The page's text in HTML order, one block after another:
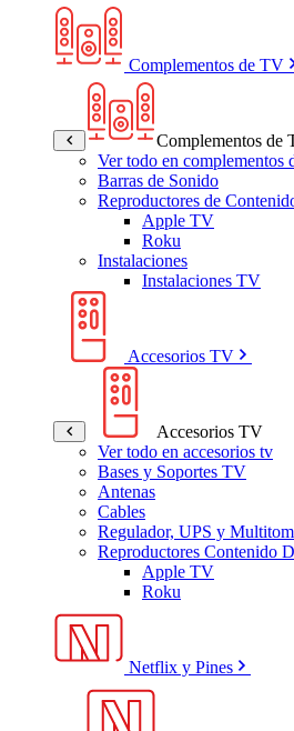
Complementos de TV
Complementos de
Ver todo en complementos
Barras de Sonido
Reproductores de
Apple TV
Roku
Instalaciones
Instalaciones TV
Accesorios TV
Accesorios TV
Ver todo en accesorios tv
Bases y Soportes TV
Antenas
Cables
Regulador, UPS y
Reproductores Contenido
Apple TV
Roku
Netflix y Pines